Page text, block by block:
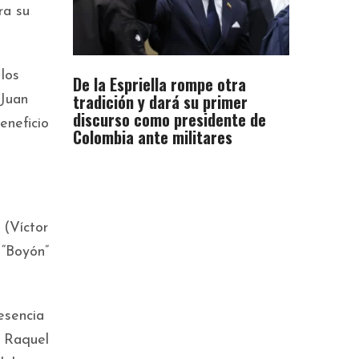
su
(Víctor
De la Espriella rompe otra
tradición y dará su primer
discurso como presidente de
Colombia ante militares